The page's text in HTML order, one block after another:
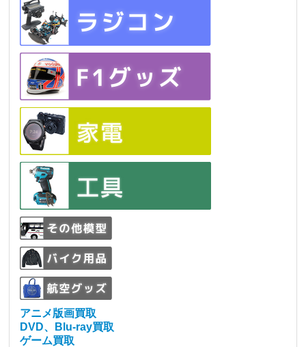
アニメ版画買取
DVD、Blu-ray買取
ゲーム買取